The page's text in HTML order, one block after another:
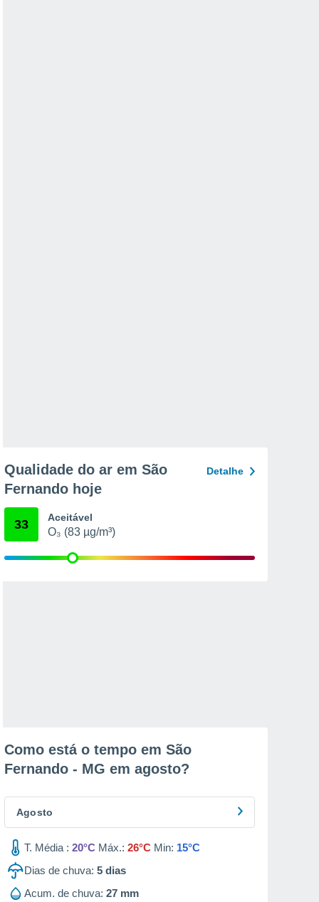
Qualidade do ar em São
Fernando hoje
Detalhe
33 Aceitável
O₃ (83 µg/m³)
Como está o tempo em São
Fernando - MG em agosto?
Agosto
T. Média : 20°C Máx.: 26°C Min: 15°C
Dias de chuva: 5 dias
Acum. de chuva: 27 mm